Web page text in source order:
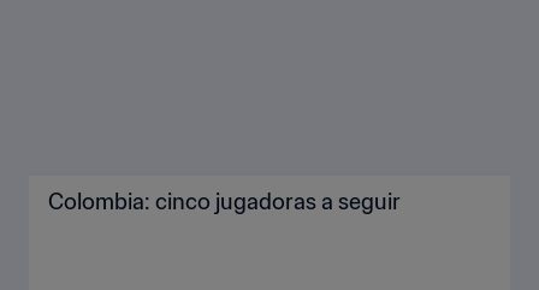
Colombia: cinco jugadoras a seguir